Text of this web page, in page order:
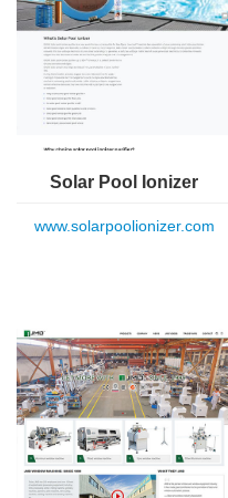
Solar Pool Ionizer
www.solarpoolionizer.com